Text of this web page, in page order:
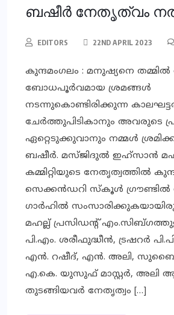
ബഷീർ നേതൃത്വം
EDITORS 22ND APRIL 2023
കുന്ദമംഗലം : മനുഷ്യനെ
ബോധപൂർവമായ ശ്രമങ്ങൾ
നടന്നുകൊണ്ടിരിക്കുന്ന
ചേർത്തുപിടികാനും അവരുടെ
ഏറ്റെടുക്കുവാനും നമ്മൾ
ബഷീർ. മസ്ജിദുൽ ഇഹ്‌സാൻ
കമ്മിറ്റിയുടെ നേതൃത്വത്തിൽ
സെക്കൻഡറി സ്കൂൾ ഗ്രൗണ്ടിൽ
ഗാർഹിൽ
മഹല്ല് പ്രസിഡന്റ്
പി.എം. ശരീഫുദ്ധീൻ, ട്രഷറർ
എൻ. റഷീദ്, എൻ. അലി,
എ.കെ. യുസുഫ് മാസ്റ്റർ, അലി
തുടങ്ങിയവർ നേതൃത്വം […]